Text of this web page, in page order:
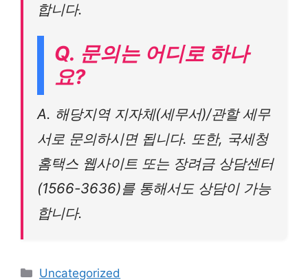
합니다.
Q. 문의는 어디로 하나
요?
A. 해당지역 지자체(세무서)/관할 세무
서로 문의하시면 됩니다. 또한, 국세청
홈택스 웹사이트 또는 장려금 상담센터
(1566-3636)를 통해서도 상담이 가능
합니다.
Categories
Uncategorized